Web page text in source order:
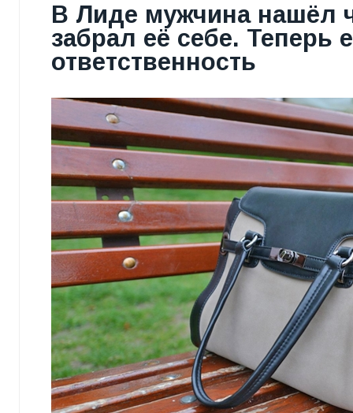
В Лиде мужчина нашёл
забрал её себе. Теперь
ответственность